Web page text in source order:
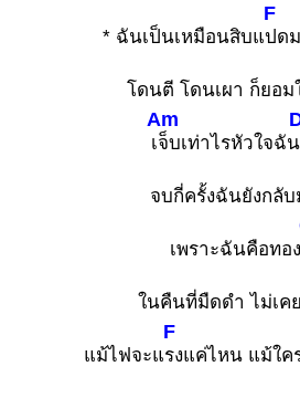
* ฉันเป็นเหมือนสิบแ
F
ปด
โดนตี โดนเผา ก็ยอม
เ
Am
จ็บเท่าไรหัวใจฉัน
จบกี่ครั้งฉันยังกลับ
เพราะฉันคือทอง
ในคืนที่มืดดำ ไม่เค
แม้ไฟจะแ
F
รงแค่ไหน แม้ใค